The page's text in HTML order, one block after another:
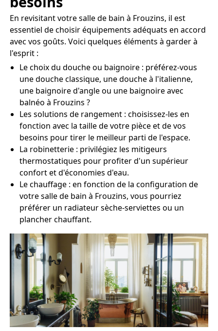
En revisitant votre salle de bain à Frouzins, il est
essentiel de choisir équipements adéquats en accord
avec vos goûts. Voici quelques éléments à garder à
l'esprit :
Le choix du douche ou baignoire : préférez-vous
une douche classique, une douche à l'italienne,
une baignoire d'angle ou une baignoire avec
balnéo à Frouzins ?
Les solutions de rangement : choisissez-les en
fonction avec la taille de votre pièce et de vos
besoins pour tirer le meilleur parti de l'espace.
La robinetterie : privilégiez les mitigeurs
thermostatiques pour profiter d'un supérieur
confort et d'économies d'eau.
Le chauffage : en fonction de la configuration de
votre salle de bain à Frouzins, vous pourriez
préférer un radiateur sèche-serviettes ou un
plancher chauffant.